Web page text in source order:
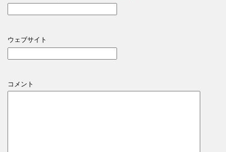
ウェブサイト
コメント